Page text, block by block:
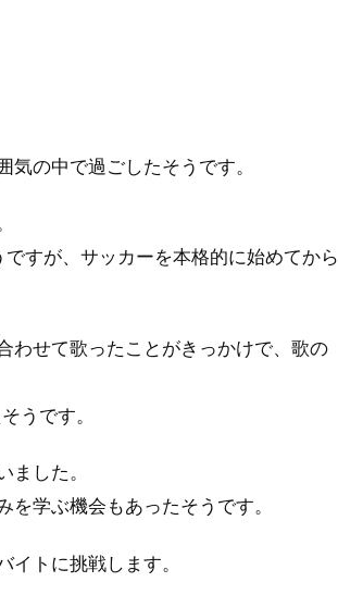
の中で過ごしたそうです。
すが、サッカーを本格的に始めてから
わせて歌ったことがきっかけで、歌の
うです。
した。
学ぶ機会もあったそうです。
トに挑戦します。